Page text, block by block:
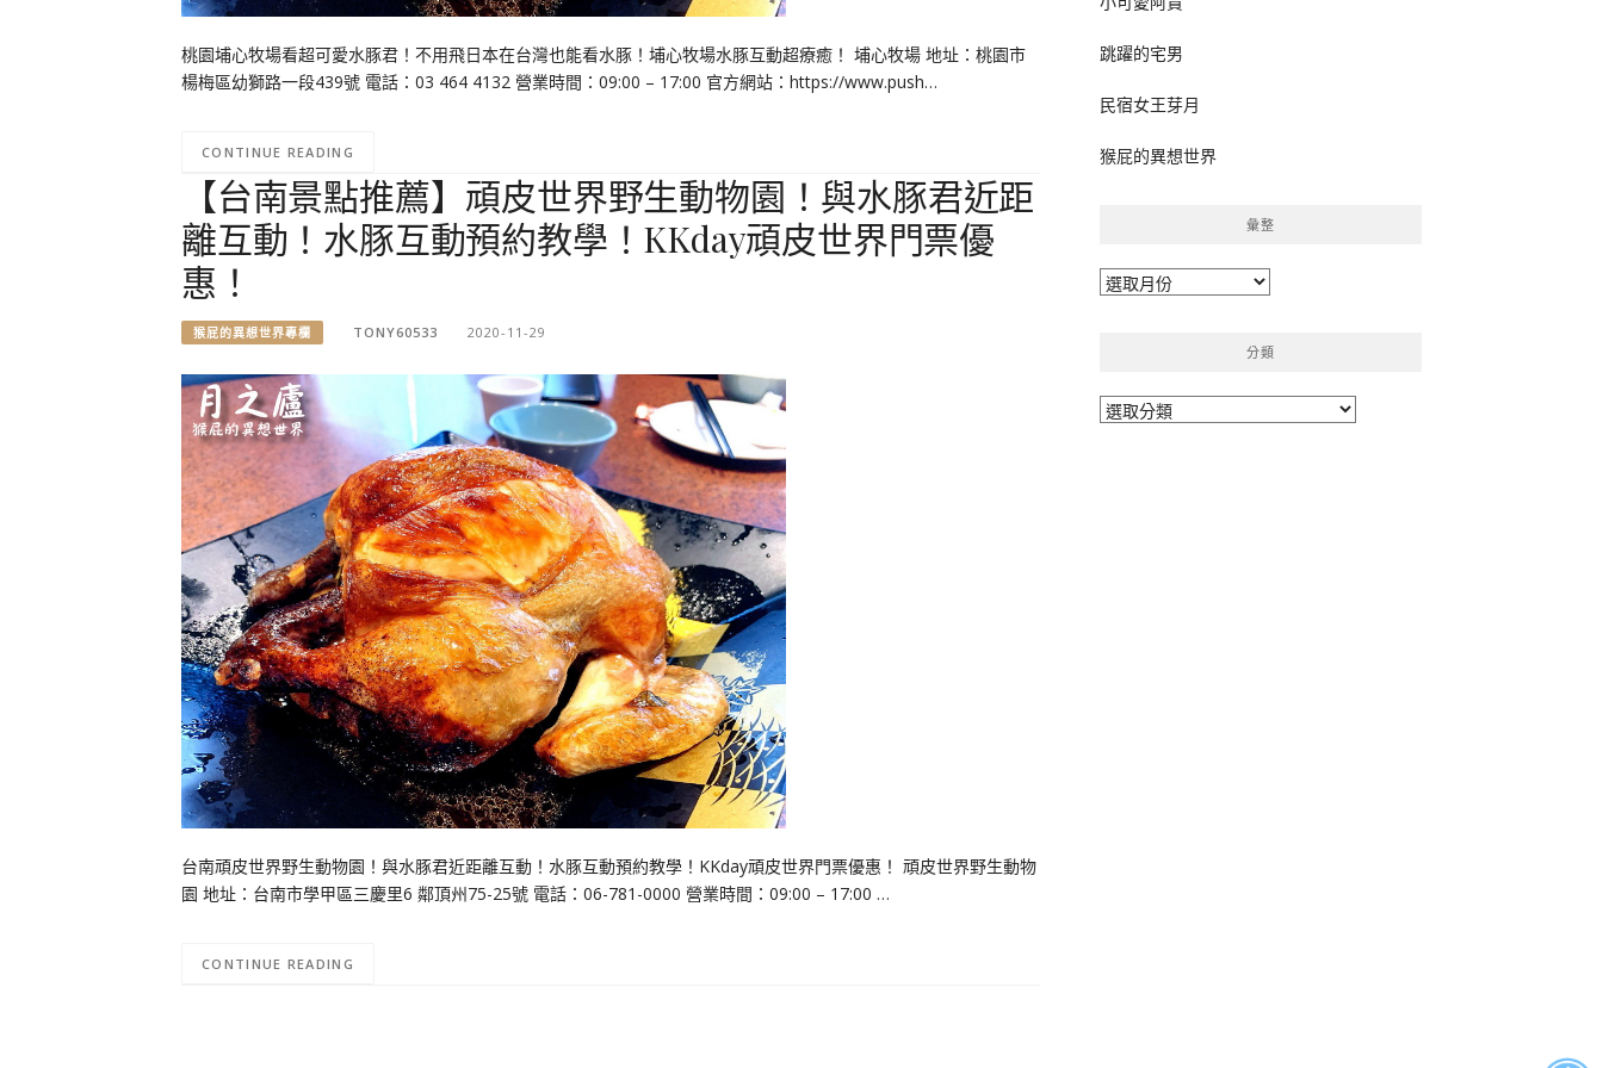
桃園埔心牧場看超可愛水豚君！不用飛日本在台灣也能看水豚！埔心牧場水豚互動超療癒！ 埔心牧場 地址：桃園市
楊梅區幼獅路一段439號 電話：03 464 4132 營業時間：09:00 – 17:00 官方網站：https://www.push…
CONTINUE READING
【台南景點推薦】頑皮世界野生動物園！與水豚君近距
離互動！水豚互動預約教學！KKday頑皮世界門票優
惠！
猴屁的異想世界專欄 TONY60533 2020-11-29
台南頑皮世界野生動物園！與水豚君近距離互動！水豚互動預約教學！KKday頑皮世界門票優惠！ 頑皮世界野生動物
園 地址：台南市學甲區三慶里6 鄰頂州75-25號 電話：06-781-0000 營業時間：09:00 – 17:00 …
CONTINUE READING
跳躍的宅男
民宿女王芽月
猴屁的異想世界
彙整
彙
分類
分